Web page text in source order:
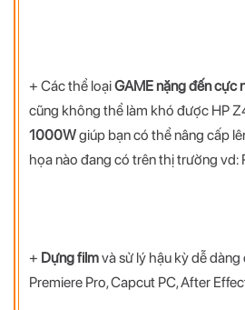
+ Các thể loạiGAME nặng đến cực
cũng không thể làm khó được HP
1000Wgiúp bạn có thể nâng cấp
họa nào đang có trên thị trường vd:
+ Dựng filmvà sử lý hậu kỳ dễ dàng
Premiere Pro, Capcut PC, After